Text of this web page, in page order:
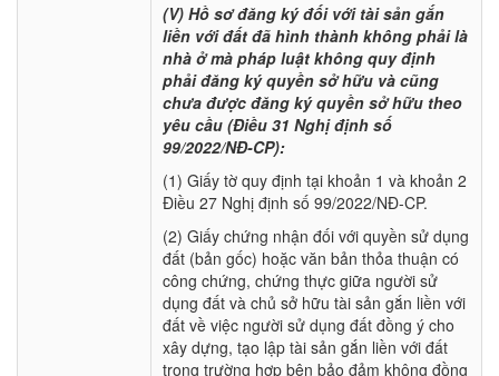
(V) Hồ sơ đăng ký đối với tài sản gắn
liền với đất đã hình thành không phải là
nhà ở mà pháp luật không quy định
phải đăng ký quyền sở hữu và cũng
chưa được đăng ký quyền sở hữu theo
yêu cầu (Điều 31 Nghị định số
99/2022/NĐ-CP):
(1) Giấy tờ quy định tại khoản 1 và khoản 2
Điều 27 Nghị định số 99/2022/NĐ-CP.
(2) Giấy chứng nhận đối với quyền sử dụng
đất (bản gốc) hoặc văn bản thỏa thuận có
công chứng, chứng thực giữa người sử
dụng đất và chủ sở hữu tài sản gắn liền với
đất về việc người sử dụng đất đồng ý cho
xây dựng, tạo lập tài sản gắn liền với đất
trong trường hợp bên bảo đảm không đồng